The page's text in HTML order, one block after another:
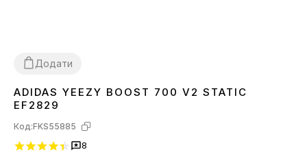
Додати
36 3738 39 404142 43 4445
ADIDAS YEEZY BOOST 700 V2 STATIC
EF2829
Код:FKS55885
8